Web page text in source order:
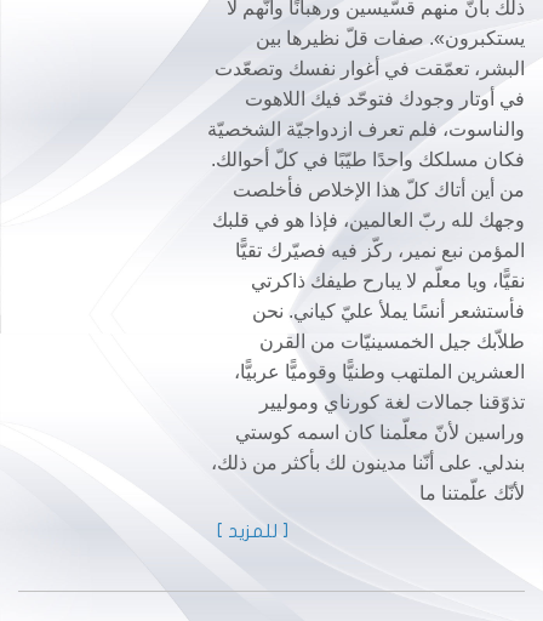
ذلك بأنّ منهم قسّيسين ورهبانًا وأنّهم لا
يستكبرون». صفات قلّ نظيرها بين
البشر، تعمّقت في أغوار نفسك وتصعّدت
في أوتار وجودك فتوحّد فيك اللاهوت
والناسوت، فلم تعرف ازدواجيّة الشخصيّة
فكان مسلكك واحدًا طيّبًا في كلّ أحوالك.
من أين أتاك كلّ هذا الإخلاص فأخلصت
وجهك لله ربّ العالمين، فإذا هو في قلبك
المؤمن نبع نمير، ركّز فيه فصيّرك تقيًّا
نقيًّا، ويا معلّم لا يبارح طيفك ذاكرتي
فأستشعر أنسًا يملأ عليّ كياني. نحن
طلاّبك جيل الخمسينيّات من القرن
العشرين الملتهب وطنيًّا وقوميًّا عربيًّا،
تذوّقنا جمالات لغة كورناي وموليير
وراسين لأنّ معلّمنا كان اسمه كوستي
بندلي. على أنّنا مدينون لك بأكثر من ذلك،
لأنّك علّمتنا ما
[ للمزيد ]